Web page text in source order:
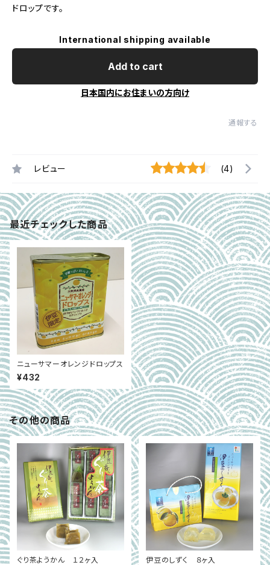
ドロップです。
International shipping available
Add to cart
日本国内にお住まいの方向け
通報する
レビュー (4)
最近チェックした商品
ニューサマーオレンジドロップス
¥432
その他の商品
ぐり茶ようかん １２ヶ入 伊豆のしずく ８ヶ入